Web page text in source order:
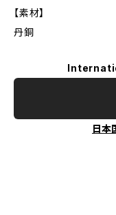
【素材】
丹銅
日本